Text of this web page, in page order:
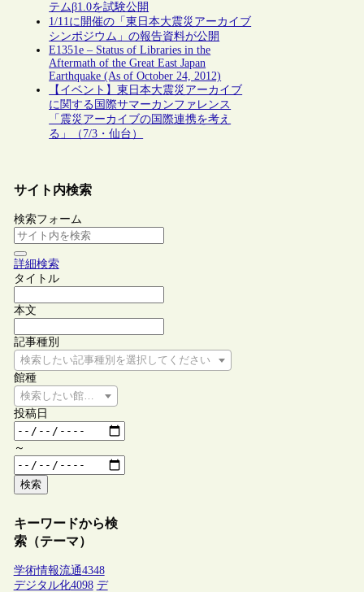
テムβ1.0を試験公開
1/11に開催の「東日本大震災アーカイブ
シンポジウム」の報告資料が公開
E1351e – Status of Libraries in the
Aftermath of the Great East Japan
Earthquake (As of October 24, 2012)
【イベント】東日本大震災アーカイブ
に関する国際サマーカンファレンス
「震災アーカイブの国際連携を考え
る」（7/3・仙台）
サイト内検索
検索フォーム
詳細検索
タイトル
本文
記事種別
検索したい記事種別を選択してください
館種
検索したい館種を選択してください
投稿日
～
検索
キーワードから検
索（テーマ）
学術情報流通4348
デジタル化4098 デ